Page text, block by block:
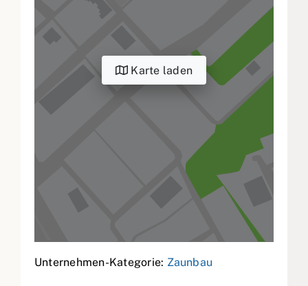
Karte laden
Unternehmen-Kategorie: Zaunbau